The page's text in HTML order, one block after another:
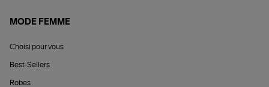
MODE FEMME
Choisi pour vous
Best-Sellers
Robes